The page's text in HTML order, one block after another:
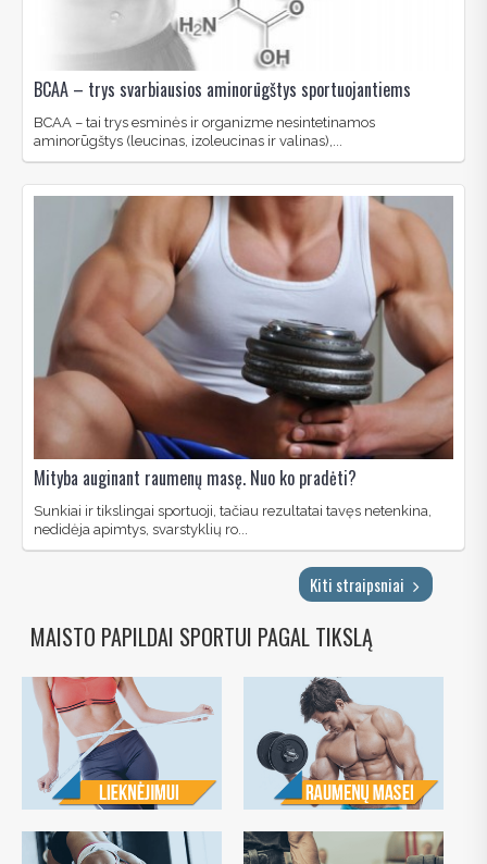
BCAA – trys svarbiausios aminorūgštys sportuojantiems
BCAA – tai trys esminės ir organizme nesintetinamos
aminorūgštys (leucinas, izoleucinas ir valinas),...
Mityba auginant raumenų masę. Nuo ko pradėti?
Sunkiai ir tikslingai sportuoji, tačiau rezultatai tavęs netenkina,
nedidėja apimtys, svarstyklių ro...
Kiti straipsniai
MAISTO PAPILDAI SPORTUI PAGAL TIKSLĄ